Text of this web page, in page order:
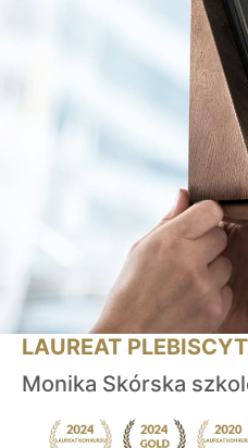
LAUREAT
Monika Skórska